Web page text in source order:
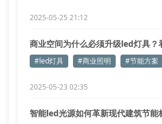
2025-05-25 21:12
商业空间为什么必须升级led灯具？
就懂了
#led灯具 #商业照明 #节能方案
2025-05-23 02:35
智能led光源如何革新现代建筑节能